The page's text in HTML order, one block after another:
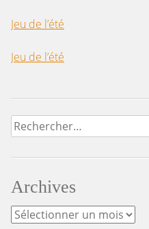
Jeu de l’été
Jeu de l’été
Rechercher :
Archives
Archives